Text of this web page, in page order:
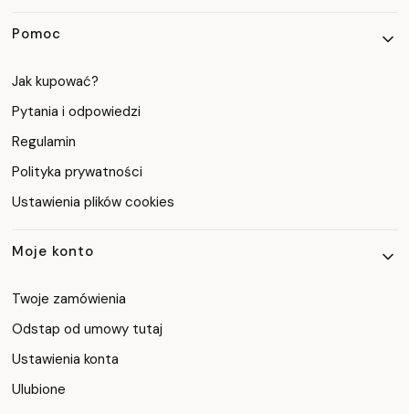
Pomoc
Jak kupować?
Pytania i odpowiedzi
Regulamin
Polityka prywatności
Ustawienia plików cookies
Moje konto
Twoje zamówienia
Odstap od umowy tutaj
Ustawienia konta
Ulubione